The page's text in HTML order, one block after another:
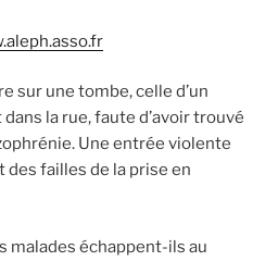
sur une tombe, celle d’un
la rue, faute d’avoir trouvé
Une entrée violente
des failles de la prise en
malades échappent-ils au